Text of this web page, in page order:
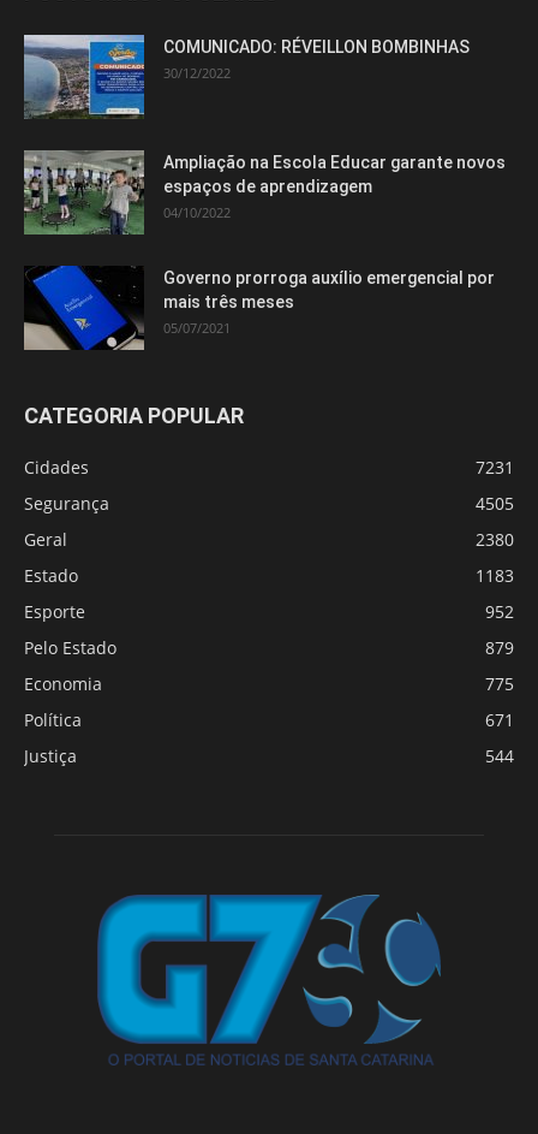
COMUNICADO: RÉVEILLON BOMBINHAS
30/12/2022
Ampliação na Escola Educar garante novos
espaços de aprendizagem
04/10/2022
Governo prorroga auxílio emergencial por
mais três meses
05/07/2021
CATEGORIA POPULAR
Cidades
7231
Segurança
4505
Geral
2380
Estado
1183
Esporte
952
Pelo Estado
879
Economia
775
Política
671
Justiça
544